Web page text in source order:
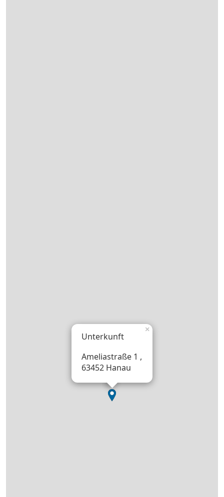
Unterkunft
Ameliastraße 1 ,
63452 Hanau
×